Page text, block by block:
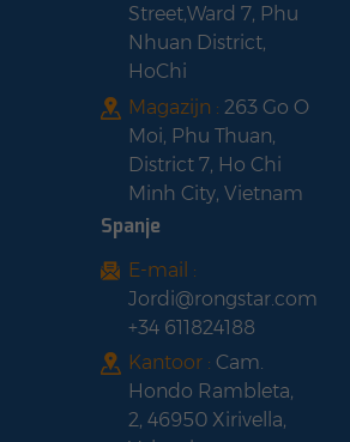
Street,Ward 7, Phu
Nhuan District,
HoChi
Magazijn : 263 Go O
Moi, Phu Thuan,
District 7, Ho Chi
Minh City, Vietnam
Spanje
E-mail :
Jordi@rongstar.com
+34 611824188
Kantoor : Cam.
Hondo Rambleta,
2, 46950 Xirivella,